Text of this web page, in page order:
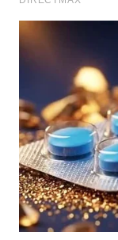
MADURA
WN
SURABAYA
WN
NATUNA